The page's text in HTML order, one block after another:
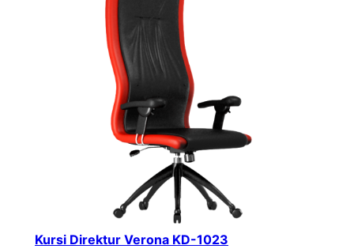
Kursi Direktur Verona KD-1023